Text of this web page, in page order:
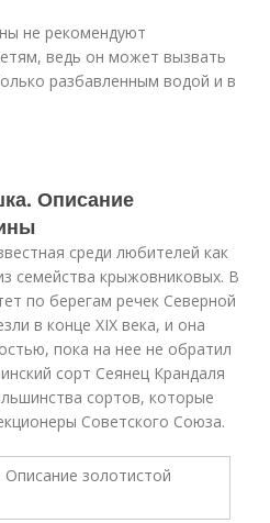
не рекомендуют
ведь он может вызвать
разбавленным водой и в
Описание
среди любителей как
семейства крыжовниковых. В
по берегам речек Северной
в конце XIX века, и она
пока на нее не обратил
сорт Сеянец Крандаля
сортов, которые
Советского Союза.